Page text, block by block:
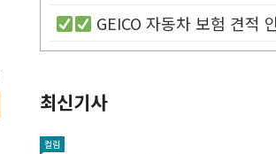
GEICO 자동차 보험 견적
최신기사
컬럼